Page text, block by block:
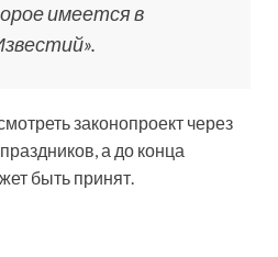
имеется в
законопроект через
а до конца
быть принят.